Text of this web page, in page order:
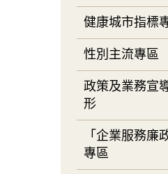
健康城市指標
性別主流專區
政策及業務宣
形
「企業服務廉
專區